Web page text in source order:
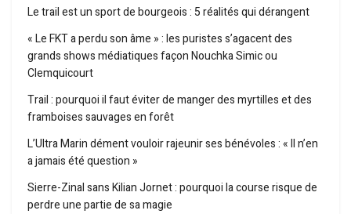
Le trail est un sport de bourgeois : 5 réalités qui dérangent
« Le FKT a perdu son âme » : les puristes s’agacent des
grands shows médiatiques façon Nouchka Simic ou
Clemquicourt
Trail : pourquoi il faut éviter de manger des myrtilles et des
framboises sauvages en forêt
L’Ultra Marin dément vouloir rajeunir ses bénévoles : « Il n’en
a jamais été question »
Sierre-Zinal sans Kilian Jornet : pourquoi la course risque de
perdre une partie de sa magie